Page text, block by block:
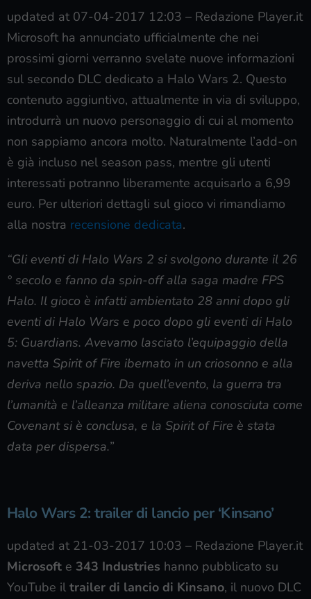
updated at 07-04-2017 12:03 – Redazione Player.it
Microsoft ha annunciato ufficialmente che nei
prossimi giorni verranno svelate nuove informazioni
sul secondo DLC dedicato a Halo Wars 2. Questo
contenuto aggiuntivo, attualmente in via di sviluppo,
introdurrà un nuovo personaggio di cui al momento
non sappiamo ancora molto. Naturalmente l’add-on
è già incluso nel season pass, mentre gli utenti
interessati potranno liberamente acquisarlo a 6,99
euro. Per ulteriori dettagli sul gioco vi rimandiamo
alla nostra recensione dedicata.
“Gli eventi di Halo Wars 2 si svolgono durante il 26
° secolo e fanno da spin-off alla saga madre FPS
Halo. Il gioco è infatti ambientato 28 anni dopo gli
eventi di Halo Wars e poco dopo gli eventi di Halo
5: Guardians. Avevamo lasciato l’equipaggio della
navetta Spirit of Fire ibernato in un criosonno e alla
deriva nello spazio. Da quell’evento, la guerra tra
l’umanità e l’alleanza militare aliena conosciuta come
Covenant si è conclusa, e la Spirit of Fire è stata
data per dispersa.”
Halo Wars 2: trailer di lancio per ‘Kinsano’
updated at 21-03-2017 10:03 – Redazione Player.it
Microsoft e 343 Industries hanno pubblicato su
YouTube il trailer di lancio di Kinsano, il nuovo DLC